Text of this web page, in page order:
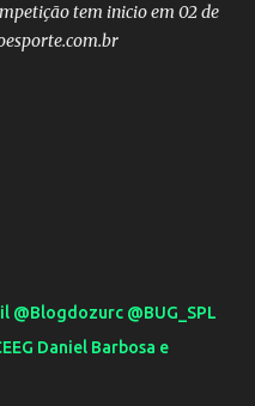
tem inicio em 02 de
@Blogdozurc @BUG_SPL
Daniel Barbosa e